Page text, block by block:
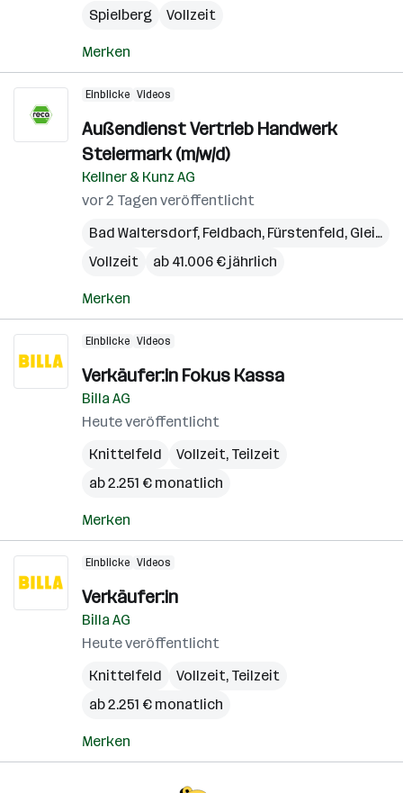
Spielberg
Vollzeit
Merken
Einblicke Videos
Außendienst Vertrieb Handwerk
Steiermark (m/w/d)
Kellner & Kunz AG
vor 2 Tagen veröffentlicht
Bad Waltersdorf, Feldbach, Fürstenfeld, Gleisdorf
Vollzeit
ab 41.006 € jährlich
Merken
Einblicke Videos
Verkäufer:in Fokus Kassa
Billa AG
Heute veröffentlicht
Knittelfeld
Vollzeit, Teilzeit
ab 2.251 € monatlich
Merken
Einblicke Videos
Verkäufer:in
Billa AG
Heute veröffentlicht
Knittelfeld
Vollzeit, Teilzeit
ab 2.251 € monatlich
Merken